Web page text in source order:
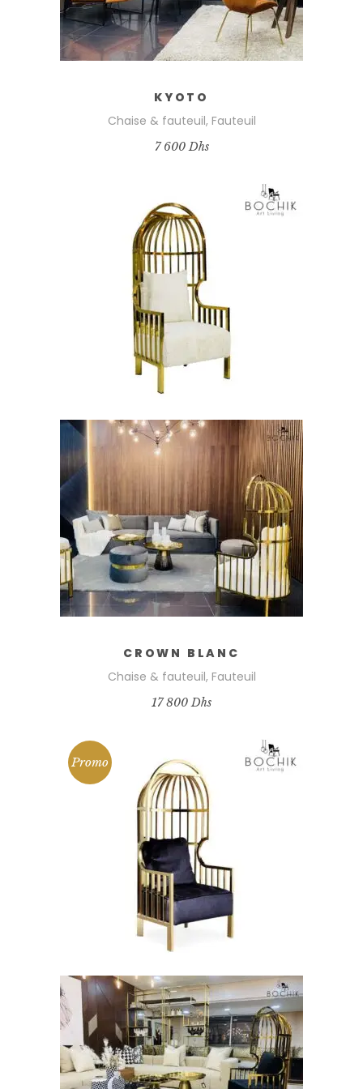
KYOTO
Chaise & fauteuil, Fauteuil
7 600Dhs
AJOUTER AU PANIER
CROWN BLANC
Chaise & fauteuil, Fauteuil
17 800Dhs
Promo